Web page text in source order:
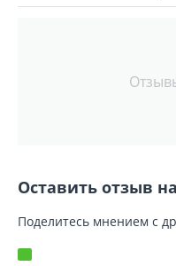
Оставить отзыв
Поделитесь мнением с